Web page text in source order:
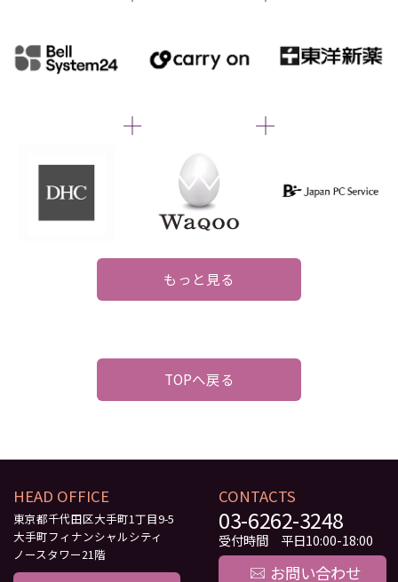
もっと見る
TOPへ戻る
HEAD OFFICE
東京都千代田区大手町1丁目9-5
大手町フィナンシャルシティ
ノースタワー21階
CONTACTS
03-6262-3248
受付時間 平日10:00-18:00
お問い合わせ